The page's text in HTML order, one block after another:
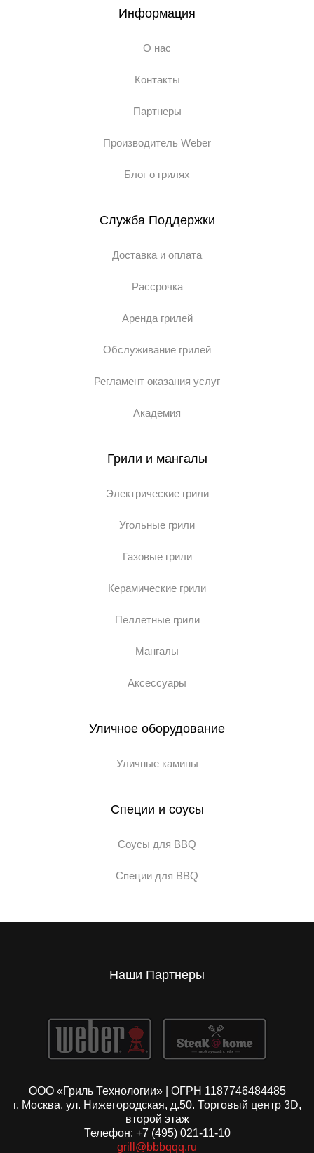
Информация
О нас
Контакты
Партнеры
Производитель Weber
Блог о грилях
Служба Поддержки
Доставка и оплата
Рассрочка
Аренда грилей
Обслуживание грилей
Регламент оказания услуг
Академия
Грили и мангалы
Электрические грили
Угольные грили
Газовые грили
Керамические грили
Пеллетные грили
Мангалы
Аксессуары
Уличное оборудование
Уличные камины
Специи и соусы
Соусы для BBQ
Специи для BBQ
Наши Партнеры
ООО «Гриль Технологии» | ОГРН 1187746484485
г. Москва, ул. Нижегородская, д.50. Торговый центр 3D,
второй этаж
Телефон: +7 (495) 021-11-10
grill@bbbqqq.ru